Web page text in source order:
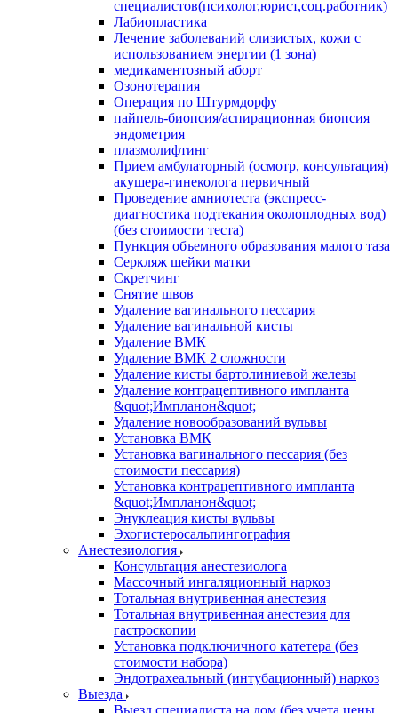
специалистов(психолог,юрист,соц.работник)
Лабиопластика
Лечение заболеваний слизистых, кожи с
использованием энергии (1 зона)
медикаментозный аборт
Озонотерапия
Операция по Штурмдорфу
пайпель-биопсия/аспирационная биопсия
эндометрия
плазмолифтинг
Прием амбулаторный (осмотр, консультация)
акушера-гинеколога первичный
Проведение амниотеста (экспресс-
диагностика подтекания околоплодных вод)
(без стоимости теста)
Пункция объемного образования малого таза
Серкляж шейки матки
Скретчинг
Снятие швов
Удаление вагинального пессария
Удаление вагинальной кисты
Удаление ВМК
Удаление ВМК 2 сложности
Удаление кисты бартолиниевой железы
Удаление контрацептивного импланта
&quot;Импланон&quot;
Удаление новообразований вульвы
Установка ВМК
Установка вагинального пессария (без
стоимости пессария)
Установка контрацептивного импланта
&quot;Импланон&quot;
Энуклеация кисты вульвы
Эхогистеросальпингография
Анестезиология
Консультация анестезиолога
Массочный ингаляционный наркоз
Тотальная внутривенная анестезия
Тотальная внутривенная анестезия для
гастроскопии
Установка подключичного катетера (без
стоимости набора)
Эндотрахеальный (интубационный) наркоз
Выезда
Выезд специалиста на дом (без учета цены